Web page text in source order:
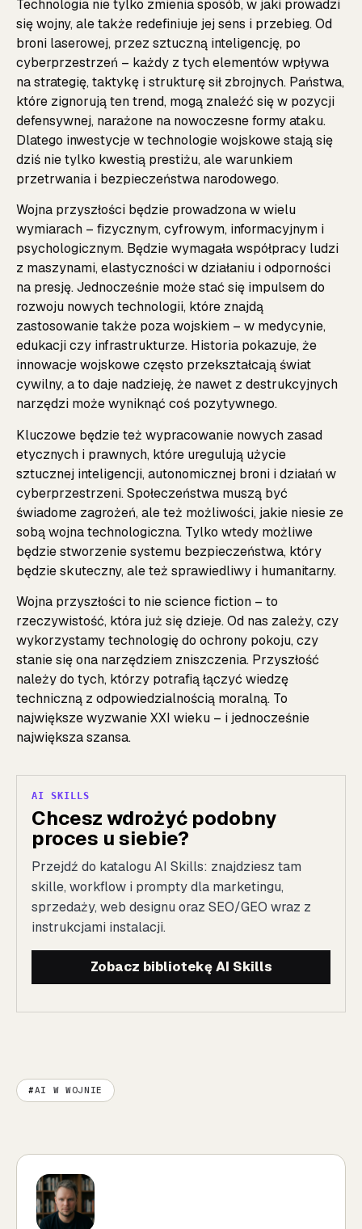
Technologia nie tylko zmienia sposób, w jaki prowadzi
się wojny, ale także redefiniuje jej sens i przebieg. Od
broni laserowej, przez sztuczną inteligencję, po
cyberprzestrzeń – każdy z tych elementów wpływa
na strategię, taktykę i strukturę sił zbrojnych. Państwa,
które zignorują ten trend, mogą znaleźć się w pozycji
defensywnej, narażone na nowoczesne formy ataku.
Dlatego inwestycje w technologie wojskowe stają się
dziś nie tylko kwestią prestiżu, ale warunkiem
przetrwania i bezpieczeństwa narodowego.
Wojna przyszłości będzie prowadzona w wielu
wymiarach – fizycznym, cyfrowym, informacyjnym i
psychologicznym. Będzie wymagała współpracy ludzi
z maszynami, elastyczności w działaniu i odporności
na presję. Jednocześnie może stać się impulsem do
rozwoju nowych technologii, które znajdą
zastosowanie także poza wojskiem – w medycynie,
edukacji czy infrastrukturze. Historia pokazuje, że
innowacje wojskowe często przekształcają świat
cywilny, a to daje nadzieję, że nawet z destrukcyjnych
narzędzi może wyniknąć coś pozytywnego.
Kluczowe będzie też wypracowanie nowych zasad
etycznych i prawnych, które uregulują użycie
sztucznej inteligencji, autonomicznej broni i działań w
cyberprzestrzeni. Społeczeństwa muszą być
świadome zagrożeń, ale też możliwości, jakie niesie ze
sobą wojna technologiczna. Tylko wtedy możliwe
będzie stworzenie systemu bezpieczeństwa, który
będzie skuteczny, ale też sprawiedliwy i humanitarny.
Wojna przyszłości to nie science fiction – to
rzeczywistość, która już się dzieje. Od nas zależy, czy
wykorzystamy technologię do ochrony pokoju, czy
stanie się ona narzędziem zniszczenia. Przyszłość
należy do tych, którzy potrafią łączyć wiedzę
techniczną z odpowiedzialnością moralną. To
największe wyzwanie XXI wieku – i jednocześnie
największa szansa.
AI SKILLS
Chcesz wdrożyć podobny
proces u siebie?
Przejdź do katalogu AI Skills: znajdziesz tam
skille, workflow i prompty dla marketingu,
sprzedaży, web designu oraz SEO/GEO wraz z
instrukcjami instalacji.
Zobacz bibliotekę AI Skills
AI W WOJNIE